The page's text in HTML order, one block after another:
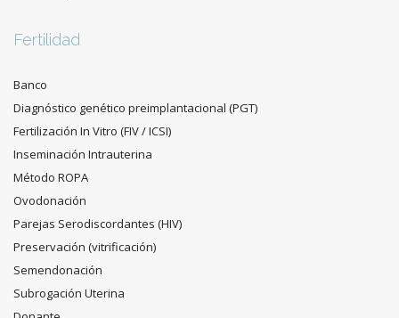
Fertilidad
Banco
Diagnóstico genético preimplantacional (PGT)
Fertilización In Vitro (FIV / ICSI)
Inseminación Intrauterina
Método ROPA
Ovodonación
Parejas Serodiscordantes (HIV)
Preservación (vitrificación)
Semendonación
Subrogación Uterina